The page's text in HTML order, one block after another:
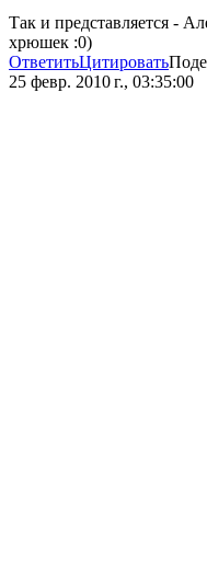
Так и представляется -
хрюшек :0)
ОтветитьЦитировать
25 февр. 2010 г., 03:35:00